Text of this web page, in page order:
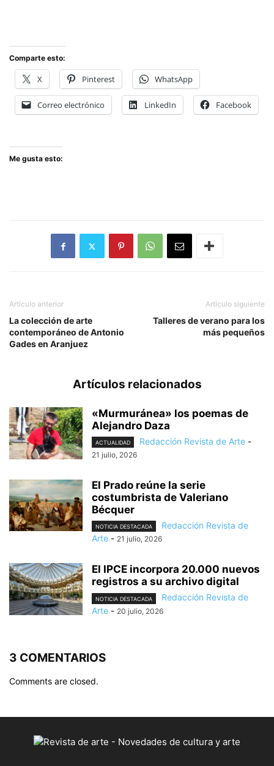
Comparte esto:
X Pinterest WhatsApp
Correo electrónico LinkedIn Facebook
Me gusta esto:
Artículo anterior
La colección de arte
contemporáneo de Antonio
Gades en Aranjuez
Artículo siguiente
Talleres de verano para los
más pequeños
Artículos relacionados
«Murmuránea» los poemas de
Alejandro Daza
ACTUALIDAD Redacción Revista de Arte -
21 julio, 2026
El Prado reúne la serie
costumbrista de Valeriano
Bécquer
NOTICIA DESTACADA
Redacción Revista de
Arte - 21 julio, 2026
El IPCE incorpora 20.000 nuevos
registros a su archivo digital
NOTICIA DESTACADA
Redacción Revista de
Arte - 20 julio, 2026
3 COMENTARIOS
Comments are closed.